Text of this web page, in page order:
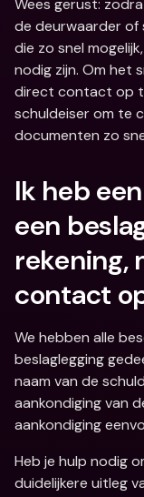
Wees gerust:
de deurwaarder of
die zo snel
nodig zijn. Om het
direct contact op
schuldeiser om te
documenten zo
Ik heb
een
rekening,
contact
We hebben alle
beslaglegging
naam van de
aankondiging van
aankondiging
Heb je hulp nodig
duidelijkere uitleg